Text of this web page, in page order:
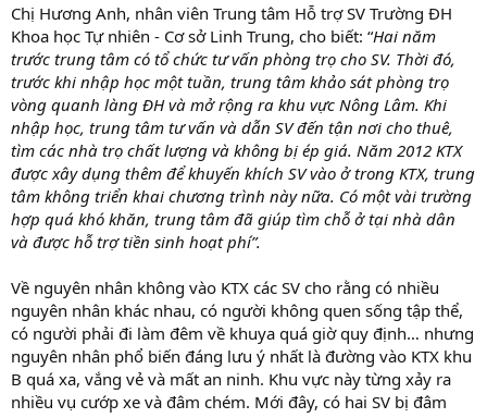
Chị Hương Anh, nhân viên Trung tâm Hỗ trợ SV Trường ĐH
Khoa học Tự nhiên - Cơ sở Linh Trung, cho biết: “Hai năm
trước trung tâm có tổ chức tư vấn phòng trọ cho SV. Thời đó,
trước khi nhập học một tuần, trung tâm khảo sát phòng trọ
vòng quanh làng ĐH và mở rộng ra khu vực Nông Lâm. Khi
nhập học, trung tâm tư vấn và dẫn SV đến tận nơi cho thuê,
tìm các nhà trọ chất lượng và không bị ép giá. Năm 2012 KTX
được xây dụng thêm để khuyến khích SV vào ở trong KTX, trung
tâm không triển khai chương trình này nữa. Có một vài trường
hợp quá khó khăn, trung tâm đã giúp tìm chỗ ở tại nhà dân
và được hỗ trợ tiền sinh hoạt phí”.
Về nguyên nhân không vào KTX các SV cho rằng có nhiều
nguyên nhân khác nhau, có người không quen sống tập thể,
có người phải đi làm đêm về khuya quá giờ quy định… nhưng
nguyên nhân phổ biến đáng lưu ý nhất là đường vào KTX khu
B quá xa, vắng vẻ và mất an ninh. Khu vực này từng xảy ra
nhiều vụ cướp xe và đâm chém. Mới đây, có hai SV bị đâm